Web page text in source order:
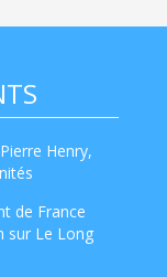
Henry,
de France
sur Le Long